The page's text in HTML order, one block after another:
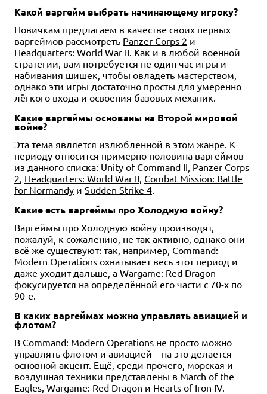
Какой варгейм выбрать начинающему игроку?
Новичкам предлагаем в качестве своих первых
варгеймов рассмотреть Panzer Corps 2 и
Headquarters: World War II . Как и в любой военной
стратегии, вам потребуется не один час игры и
набивания шишек, чтобы овладеть мастерством,
однако эти игры достаточно просты для умеренно
лёгкого входа и освоения базовых механик.
Какие варгеймы основаны на Второй мировой
войне?
Эта тема является излюбленной в этом жанре. К
периоду относится примерно половина варгеймов
из данного списка: Unity of Command II, Panzer Corps
2 Headquarters: World War II Combat Mission: Battle
for Normandy и Sudden Strike 4
Какие есть варгеймы про Холодную войну?
Варгеймы про Холодную войну производят,
пожалуй, к сожалению, не так активно, однако они
всё же существуют: так, например, Command:
Modern Operations охватывает весь этот период и
даже уходит дальше, а Wargame: Red Dragon
фокусируется на определённой его части с 70-х по
90-е.
В каких варгеймах можно управлять авиацией и
флотом?
В Command: Modern Operations не просто можно
управлять флотом и авиацией – на это делается
основной акцент. Ещё, среди прочего, морская и
воздушная техники представлены в March of the
Eagles, Wargame: Red Dragon и Hearts of Iron IV.